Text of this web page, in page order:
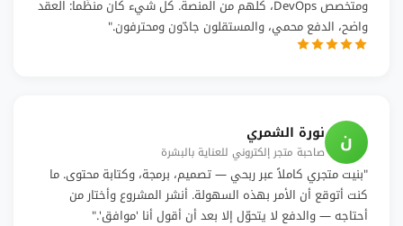
ومتخصص DevOps، كلهم من المنصة. كل شيء كان منظّماً: العقد
واضح، الدفع محمي، والمستقلون جادّون ومحترفون."
ن نورة الشمري
صاحبة متجر إلكتروني للعناية بالبشرة
"بنيت متجري كاملاً عبر ربحي — تصميم، برمجة، وكتابة محتوى. ما
كنت أتوقع أن الأمر بهذه السهولة. أنشر المشروع وأختار من
أحتاجه — والدفع لا يتحوّل إلا بعد أن أقول أنا 'موافق'."